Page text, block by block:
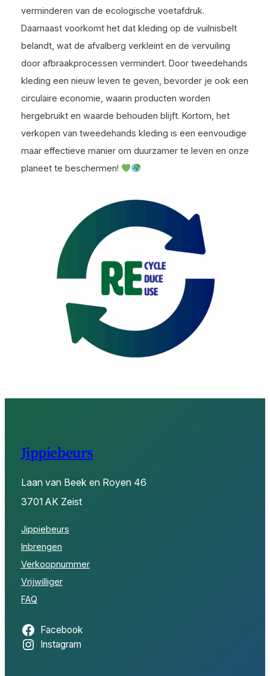
verminderen van de ecologische voetafdruk.
Daarnaast voorkomt het dat kleding op de vuilnisbelt
belandt, wat de afvalberg verkleint en de vervuiling
door afbraakprocessen vermindert. Door tweedehands
kleding een nieuw leven te geven, bevorder je ook een
circulaire economie, waarin producten worden
hergebruikt en waarde behouden blijft. Kortom, het
verkopen van tweedehands kleding is een eenvoudige
maar effectieve manier om duurzamer te leven en onze
planeet te beschermen!
Jippiebeurs
Laan van Beek en Royen 46
3701 AK Zeist
Jippiebeurs
Inbrengen
Verkoopnummer
Vrijwilliger
FAQ
Facebook
Instagram